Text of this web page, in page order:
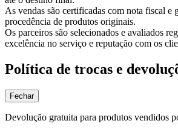
As vendas são certificadas com nota fiscal e
procedência de produtos originais.
Os parceiros são selecionados e avaliados
excelência no serviço e reputação com os
Política de trocas e
Fechar
Devolução gratuita para produtos vendidos